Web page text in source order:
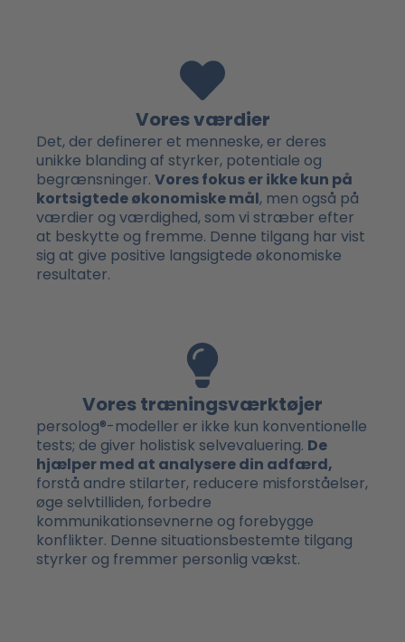
Vores værdier
Det, der definerer et menneske, er deres
unikke blanding af styrker, potentiale og
begrænsninger. Vores fokus er ikke kun på
kortsigtede økonomiske mål, men også på
værdier og værdighed, som vi stræber efter
at beskytte og fremme. Denne tilgang har vist
sig at give positive langsigtede økonomiske
resultater.
Vores træningsværktøjer
persolog®-modeller er ikke kun konventionelle
tests; de giver holistisk selvevaluering. De
hjælper med at analysere din adfærd,
forstå andre stilarter, reducere misforståelser,
øge selvtilliden, forbedre
kommunikationsevnerne og forebygge
konflikter. Denne situationsbestemte tilgang
styrker og fremmer personlig vækst.